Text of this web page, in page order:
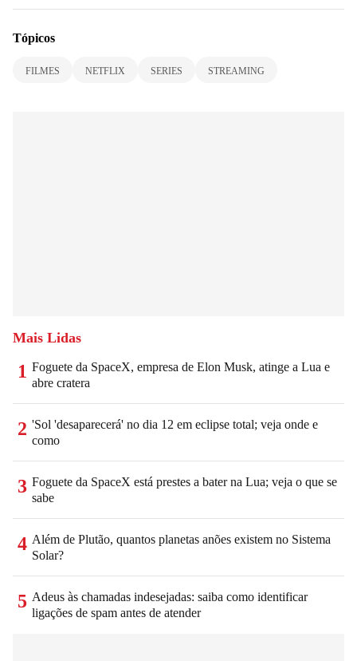
Tópicos
FILMES NETFLIX SERIES STREAMING
Mais Lidas
1 Foguete da SpaceX, empresa de Elon Musk, atinge a Lua e
abre cratera
2 'Sol 'desaparecerá' no dia 12 em eclipse total; veja onde e
como
3 Foguete da SpaceX está prestes a bater na Lua; veja o que se
sabe
4 Além de Plutão, quantos planetas anões existem no Sistema
Solar?
5 Adeus às chamadas indesejadas: saiba como identificar
ligações de spam antes de atender